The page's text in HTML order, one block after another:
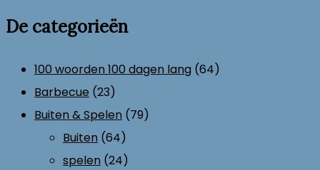
De categorieën
100 woorden 100 dagen lang (64)
Barbecue (23)
Buiten & Spelen (79)
Buiten (64)
spelen (24)